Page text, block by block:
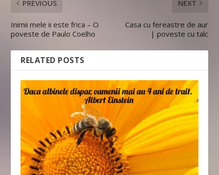
PREVIOUS
Inimii mele ii este frica – O
poveste de Paulo Coelho
NEXT
Casa cu fereastre de aur
| poveste cu talc
RELATED POSTS